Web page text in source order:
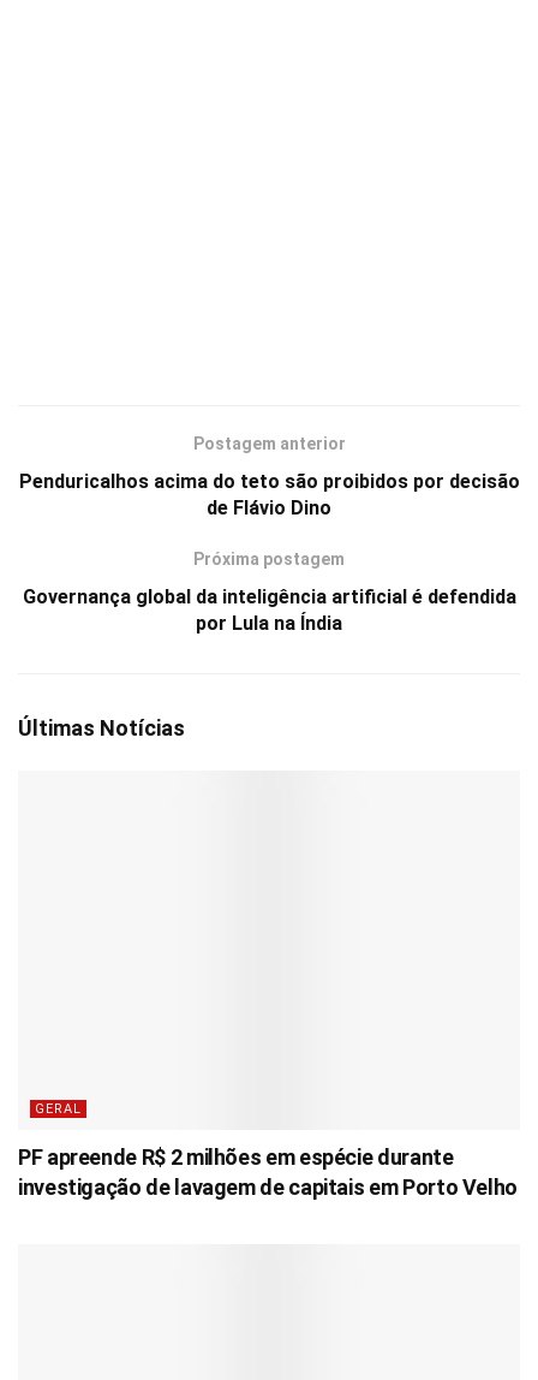
Postagem anterior
Penduricalhos acima do teto são proibidos por decisão
de Flávio Dino
Próxima postagem
Governança global da inteligência artificial é defendida
por Lula na Índia
Últimas Notícias
GERAL
PF apreende R$ 2 milhões em espécie durante
investigação de lavagem de capitais em Porto Velho